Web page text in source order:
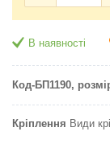
В наявності
Код-БП1190,
Кріплення Види